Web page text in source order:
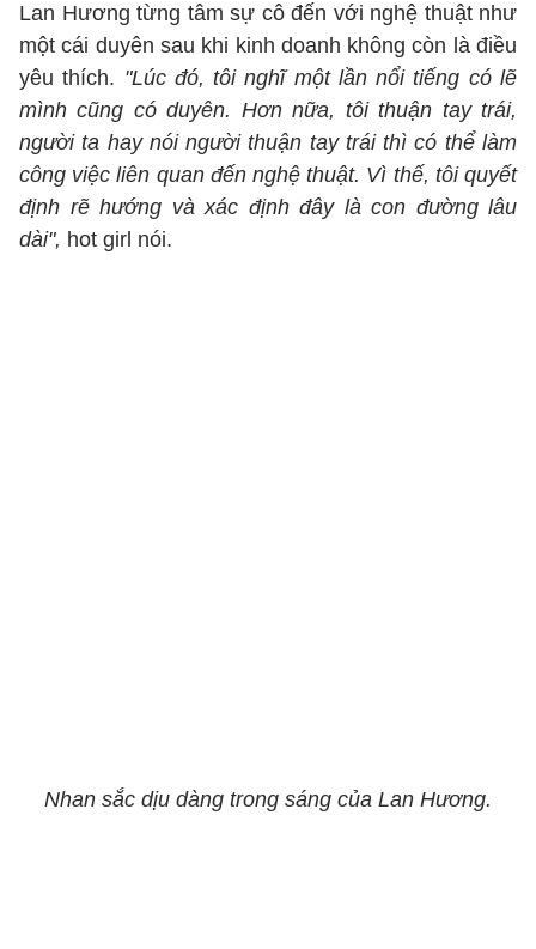
Lan Hương từng tâm sự cô đến với nghệ thuật như
một cái duyên sau khi kinh doanh không còn là điều
yêu thích. "Lúc đó, tôi nghĩ một lần nổi tiếng có lẽ
mình cũng có duyên. Hơn nữa, tôi thuận tay trái,
người ta hay nói người thuận tay trái thì có thể làm
công việc liên quan đến nghệ thuật. Vì thế, tôi quyết
định rẽ hướng và xác định đây là con đường lâu
dài", hot girl nói.
Nhan sắc dịu dàng trong sáng của Lan Hương.